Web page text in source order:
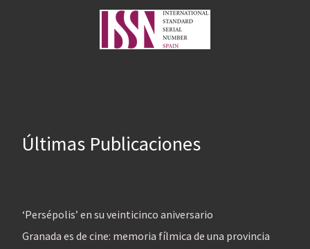
Últimas Publicaciones
‘Persépolis’ en su veinticinco aniversario
Granada es de cine: memoria fílmica de una provincia